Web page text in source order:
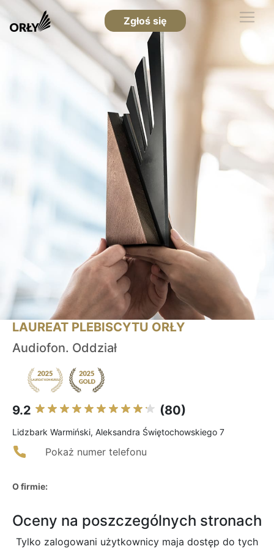
Zgłoś się
LAUREAT PLEBISCYTU ORŁY
Audiofon. Oddział
9.2 (80)
Lidzbark Warmiński, Aleksandra Świętochowskiego 7
Pokaż numer telefonu
O firmie:
Oceny na poszczególnych stronach
Tylko zalogowani użytkownicy maja dostęp do tych